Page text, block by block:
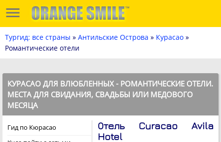
Тургид: все страны » Антильские Острова » Курасао »
Романтические отели
КУРАСАО ДЛЯ ВЛЮБЛЕННЫХ - РОМАНТИЧЕСКИЕ ОТЕЛИ.
МЕСТА ДЛЯ СВИДАНИЯ, СВАДЬБЫ ИЛИ МЕДОВОГО
МЕСЯЦА
Гид по Кюрасао
Отель Curacao Avila
Hotel